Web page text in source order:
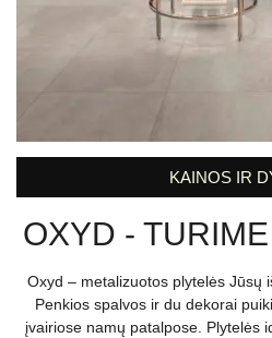
KAINOS IR
OXYD -
Oxyd – metalizuotos plytelės Jūsų
Penkios spalvos ir du dekorai
įvairiose namų patalpose. Plytelės